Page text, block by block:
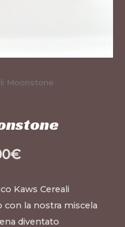
Moonstone
€
Kaws Cereali
con la nostra miscela
diventato